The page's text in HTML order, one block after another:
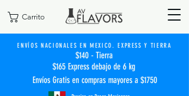
Carrito
ENVÍOS NACIONALES EN MEXICO. EXPRESS Y TIERRA
$140 - Tierra
$165 Express debajo de 6 kg
Envíos Gratis en compras mayores a $1750